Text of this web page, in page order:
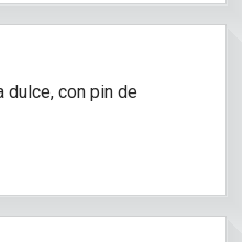
dulce, con pin de